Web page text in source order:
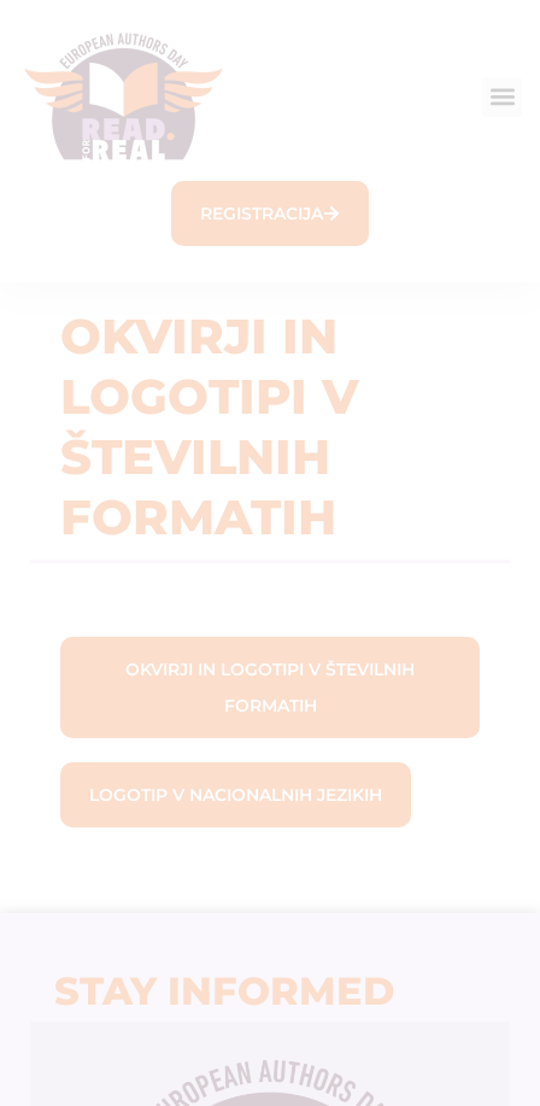
REGISTRACIJA
OKVIRJI IN
LOGOTIPI V
ŠTEVILNIH
FORMATIH
OKVIRJI IN LOGOTIPI V ŠTEVILNIH
FORMATIH
LOGOTIP V NACIONALNIH JEZIKIH
STAY INFORMED